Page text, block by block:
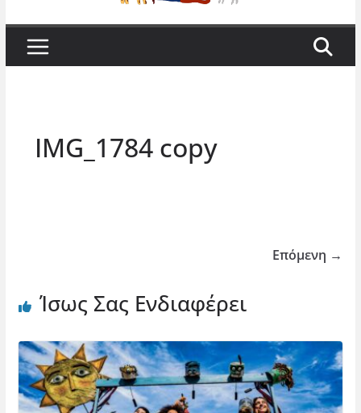
IMG_1784 copy
Επόμενη →
Ίσως Σας Ενδιαφέρει